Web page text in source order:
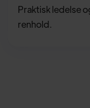
Praktisk ledelse
renhold.